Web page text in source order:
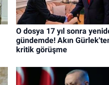
O dosya 17 yıl sonra
gündemde! Akın
kritik görüşme